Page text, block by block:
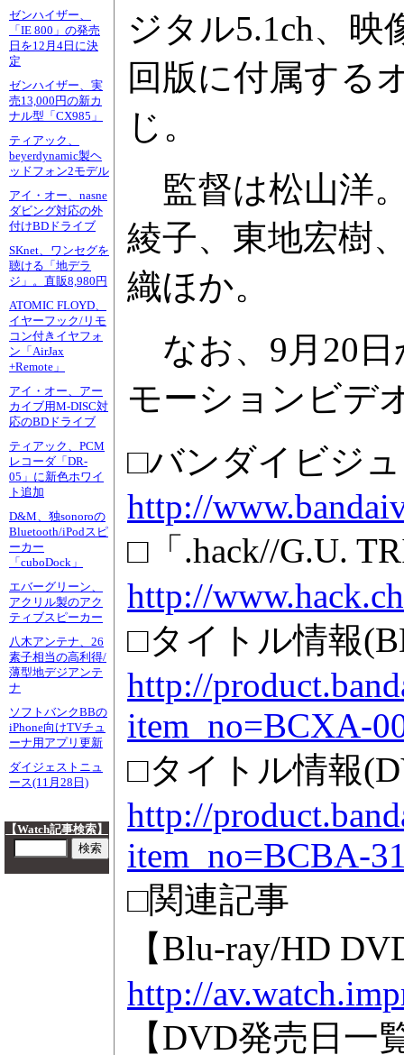
ゼンハイザー、
「IE 800」の発売
日を12月4日に決
定
ゼンハイザー、実
売13,000円の新カ
ナル型「CX985」
ティアック、
beyerdynamic製ヘ
ッドフォン2モデル
アイ・オー、nasne
ダビング対応の外
付けBDドライブ
SKnet、ワンセグを
聴ける「地デラ
ジ」。直販8,980円
ATOMIC FLOYD、
イヤーフック/リモ
コン付きイヤフォ
ン「AirJax
+Remote」
アイ・オー、アー
カイブ用M-DISC対
応のBDドライブ
ティアック、PCM
レコーダ「DR-
05」に新色ホワイ
ト追加
D&M、独sonoroの
Bluetooth/iPodスピ
ーカー
「cuboDock」
エバーグリーン、
アクリル製のアク
ティブスピーカー
八木アンテナ、26
素子相当の高利得/
薄型地デジアンテ
ナ
ソフトバンクBBの
iPhone向けTVチュ
ーナ用アプリ更新
ダイジェストニュ
ース(11月28日)
【Watch記事検索】
ジタル5.1ch、
回版に付属する
じ。
監督は松山洋
綾子、東地宏樹
織ほか。
なお、9月20日
モーションビデ
□バンダイビジ
http://
□「.hack//G.U.
http://
□タイトル情報
http://
item_no=BCXA-
□タイトル情報
http://
item_no=BCBA-
□関連記事
【Blu-ray/HD
http://
【DVD発売日一